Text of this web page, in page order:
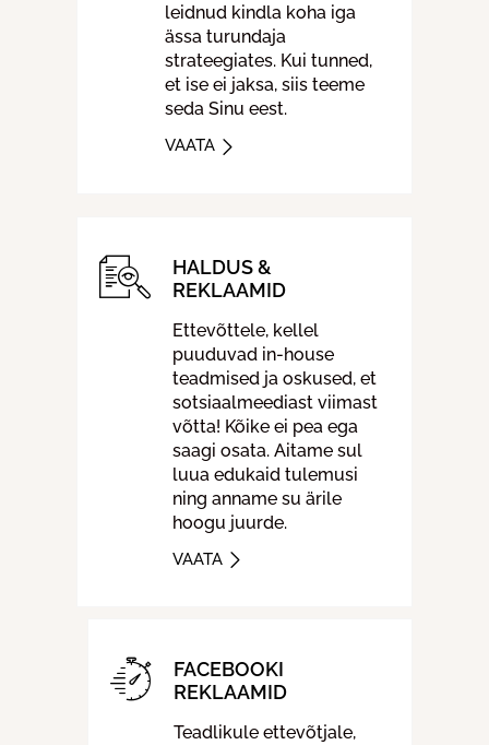
leidnud kindla koha iga
ässa turundaja
strateegiates. Kui tunned,
et ise ei jaksa, siis teeme
seda Sinu eest.
VAATA
HALDUS &
REKLAAMID
Ettevõttele, kellel
puuduvad in-house
teadmised ja oskused, et
sotsiaalmeediast viimast
võtta! Kõike ei pea ega
saagi osata. Aitame sul
luua edukaid tulemusi
ning anname su ärile
hoogu juurde.
VAATA
FACEBOOKI
REKLAAMID
Teadlikule ettevõtjale,